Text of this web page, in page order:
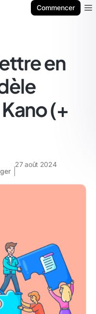
Commencer
en
(+
27 août 2024